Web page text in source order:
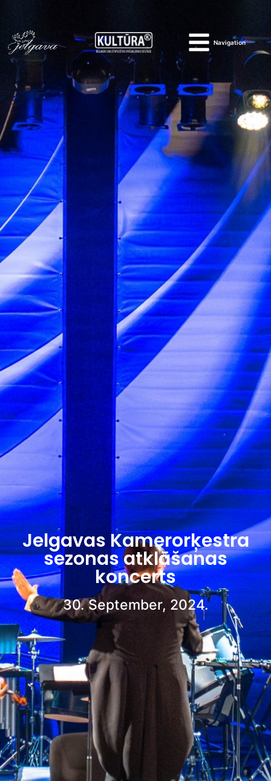
Navigation
Jelgavas Kamerorķestra
sezonas atklāšanas
koncerts
30. September, 2024.